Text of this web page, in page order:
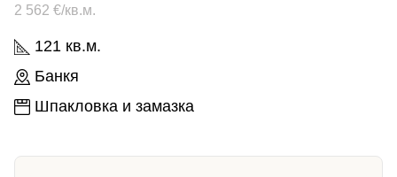
121 кв.м.
Банкя
Шпакловка и замазка
2 562 €/кв.м.